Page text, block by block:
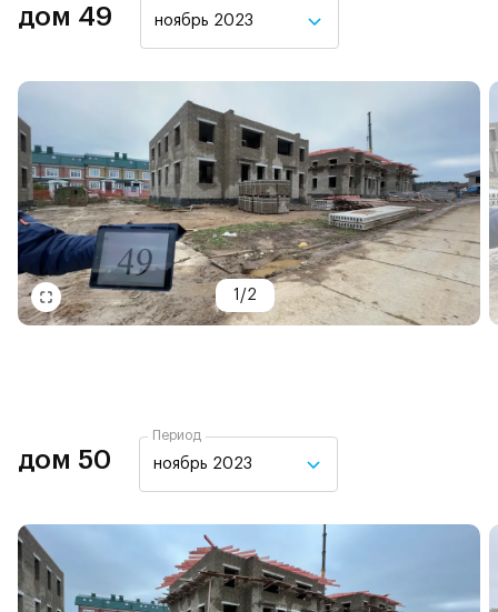
дом 49 ноябрь 2023
1 /2
дом 50
Период
ноябрь 2023